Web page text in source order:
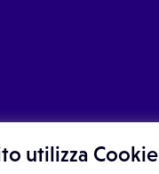
utilizza Cookie